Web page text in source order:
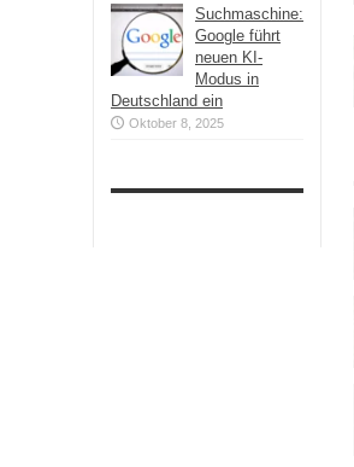
Suchmaschine:
Google führt
neuen KI-
Modus in
Deutschland ein
Oktober 8, 2025